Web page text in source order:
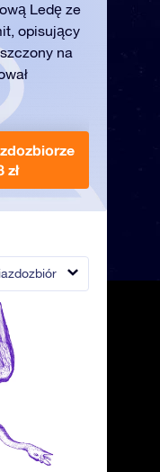
Ledę ze
opisujący
na
zł